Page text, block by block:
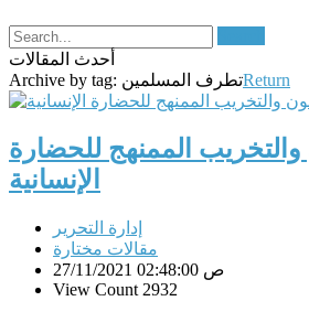
أحدث المقالات
Archive by tag: تطرف المسلمينReturn
الممنهج للحضارة
الإنسانية
إدارة التحرير
مقالات مختارة
27/11/2021 02:48:00 ص
View Count 2932